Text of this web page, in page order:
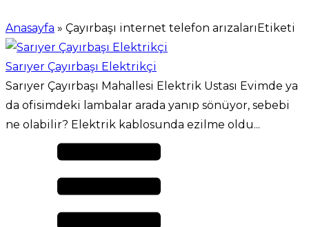
Anasayfa » Çayırbaşı internet telefon arızalarıEtiketi
Sarıyer Çayırbaşı Elektrikçi
Sarıyer Çayırbaşı Mahallesi Elektrik Ustası Evimde ya
da ofisimdeki lambalar arada yanıp sönüyor, sebebi
ne olabilir? Elektrik kablosunda ezilme oldu...